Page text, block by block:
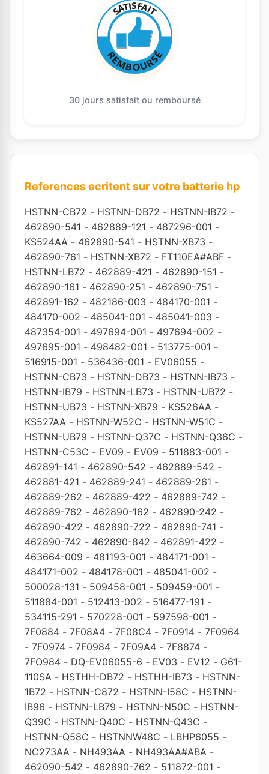
30 jours satisfait ou remboursé
References ecritent sur votre batterie hp
HSTNN-CB72 - HSTNN-DB72 - HSTNN-IB72 -
462890-541 - 462889-121 - 487296-001 -
KS524AA - 462890-541 - HSTNN-XB73 -
462890-761 - HSTNN-XB72 - FT110EA#ABF -
HSTNN-LB72 - 462889-421 - 462890-151 -
462890-161 - 462890-251 - 462890-751 -
462891-162 - 482186-003 - 484170-001 -
484170-002 - 485041-001 - 485041-003 -
487354-001 - 497694-001 - 497694-002 -
497695-001 - 498482-001 - 513775-001 -
516915-001 - 536436-001 - EV06055 -
HSTNN-CB73 - HSTNN-DB73 - HSTNN-IB73 -
HSTNN-IB79 - HSTNN-LB73 - HSTNN-UB72 -
HSTNN-UB73 - HSTNN-XB79 - KS526AA -
KS527AA - HSTNN-W52C - HSTNN-W51C -
HSTNN-UB79 - HSTNN-Q37C - HSTNN-Q36C -
HSTNN-C53C - EV09 - EV09 - 511883-001 -
462891-141 - 462890-542 - 462889-542 -
462881-421 - 462889-241 - 462889-261 -
462889-262 - 462889-422 - 462889-742 -
462889-762 - 462890-162 - 462890-242 -
462890-422 - 462890-722 - 462890-741 -
462890-742 - 462890-842 - 462891-422 -
463664-009 - 481193-001 - 484171-001 -
484171-002 - 484178-001 - 485041-002 -
500028-131 - 509458-001 - 509459-001 -
511884-001 - 512413-002 - 516477-191 -
534115-291 - 570228-001 - 597598-001 -
7F0884 - 7F08A4 - 7F08C4 - 7F0914 - 7F0964
- 7F0974 - 7F0984 - 7F09A4 - 7F8874 -
7FO984 - DQ-EV06055-6 - EV03 - EV12 - G61-
110SA - HSTHH-DB72 - HSTHH-IB73 - HSTNN-
1B72 - HSTNN-C872 - HSTNN-I58C - HSTNN-
IB96 - HSTNN-LB79 - HSTNN-N50C - HSTNN-
Q39C - HSTNN-Q40C - HSTNN-Q43C -
HSTNN-Q58C - HSTNNW48C - LBHP6055 -
NC273AA - NH493AA - NH493AA#ABA -
462090-542 - 462890-762 - 511872-001 -